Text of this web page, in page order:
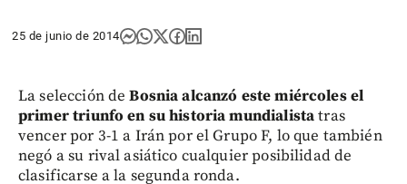
25 de junio de 2014
La selección deBosnia alcanzó este miércoles el
primer triunfo en su historia mundialistatras
vencer por 3-1 a Irán por el Grupo F, lo que también
negó a su rival asiático cualquier posibilidad de
clasificarse a la segunda ronda.